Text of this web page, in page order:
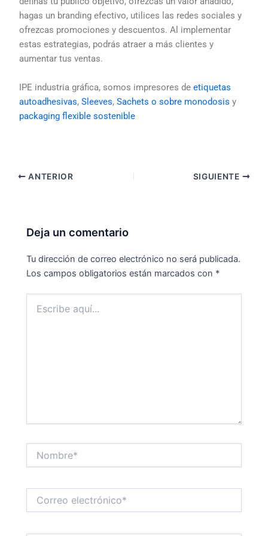
hagas un branding efectivo, utilices las redes sociales y
ofrezcas promociones y descuentos. Al implementar
estas estrategias, podrás atraer a más clientes y
aumentar tus ventas.
IPE industria gráfica, somos impresores deetiquetas
autoadhesivas,Sleeves,Sachets o sobre monodosis y
packaging flexible sostenible
ANTERIOR SIGUIENTE
Deja un comentario
Tu dirección de correo electrónico no será publicada.
Los campos obligatorios están marcados con *
aquí...
electrónico*